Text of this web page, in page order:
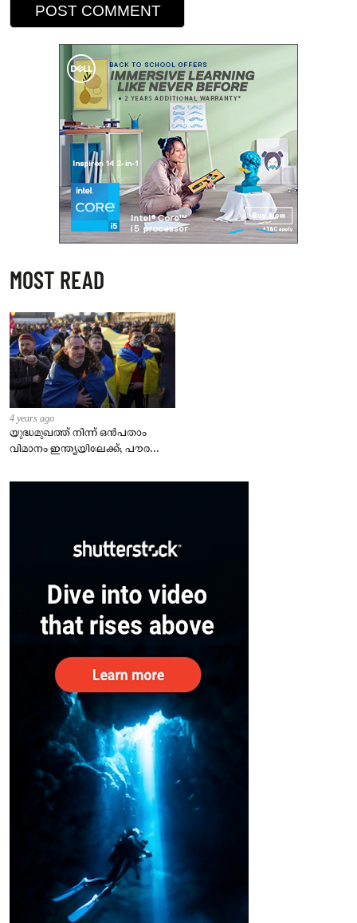
MOST READ
4 years ago
യുദ്ധമുഖത്ത് നിന്ന് ഒൻപതാം
വിമാനം ഇന്ത്യയിലേക്ക്; പൗരന്മാർ
– കേന്ദ്രം